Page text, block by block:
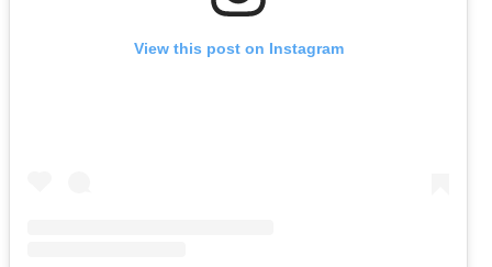
View this post on Instagram